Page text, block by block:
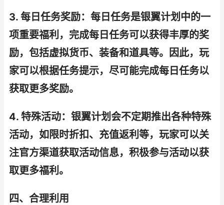
3. 每日任务奖励：每日任务是银翼计划中的一
项重要福利，完成每日任务可以获得丰厚的奖
励，包括虚拟货币、装备和道具等。因此，玩
家可以根据任务提示，尽可能完成每日任务以
获取更多奖励。
4. 特殊活动：银翼计划会不定期推出各种特殊
活动，如限时折扣、充值返利等，玩家可以关
注官方渠道获取活动信息，积极参与活动以获
取更多福利。
四、合理利用